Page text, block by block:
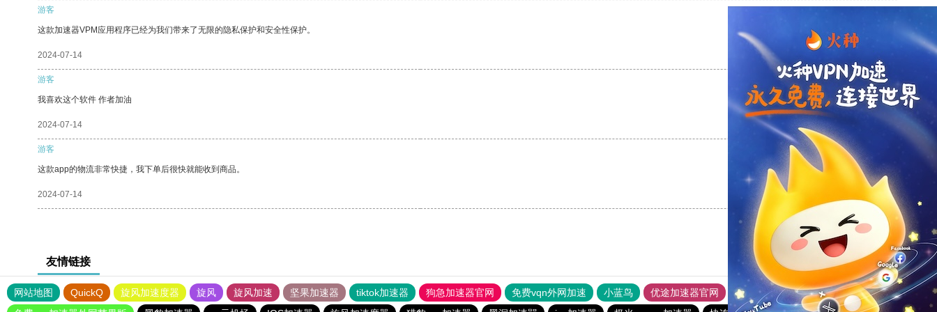
游客
这款加速器VPM应用程序已经为我们带来了无限的隐私保护和安全性保护。
2024-07-14
游客
我喜欢这个软件 作者加油
2024-07-14 反对
游客
这款app的物流非常快捷，我下单后很快就能收到商品。
2024-07-14 反对[0]
友情链接
网站地图 QuickQ 旋风加速度器 旋风 旋风加速 坚果加速器 tiktok加速器 狗急加速器官网 免费vqn外网加速 小蓝鸟 优途加速器官网 风驰加速器 旋风加速器
八戒看书